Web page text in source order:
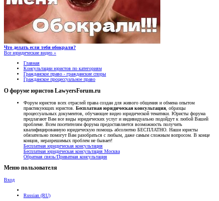
Что делать если тебя обокрали?
Все юридические видео »
Главная
Консультации юристов по категориям
Гражданское право - гражданские споры
Гражданское процессуальное право
О форуме юристов LawyersForum.ru
Форум юристов всех отраслей права создан для живого общения и обмена опытом
практикующих юристов. Бесплатная юридическая консультация , образцы
процессуальных документов, обучающее видео юридической тематики. Юристы форума
предлагают Вам все виды юридических услуг и индивидуально подойдут к любой Вашей
проблеме. Всем посетителям форума предоставляется возможность получить
квалифицированную юридическую помощь абсолютно БЕСПЛАТНО. Наши юристы
обязательно помогут Вам разобраться с любым, даже самым сложным вопросом. В конце
концов, неразрешимых проблем не бывает!
Бесплатная юридическая консультация
Бесплатная юридическая консультация Москва
Обратная связь/Приватная консультация
Меню пользователя
Вход
Russian (RU)